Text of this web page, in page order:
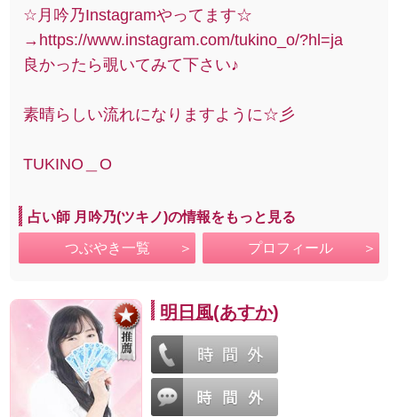
☆月吟乃Instagramやってます☆
→https://www.instagram.com/tukino_o/?hl=ja
良かったら覗いてみて下さい♪
素晴らしい流れになりますように☆彡
TUKINO＿O
占い師 月吟乃(ツキノ)の情報をもっと見る
つぶやき一覧 プロフィール
明日風(あすか)